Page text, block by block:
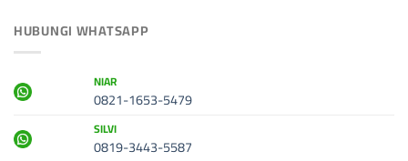
HUBUNGI WHATSAPP
NIAR
0821-1653-5479
SILVI
0819-3443-5587